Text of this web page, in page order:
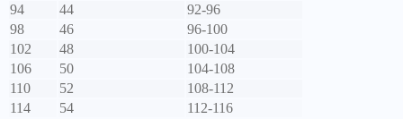
94
44
92-96
98
46
96-100
102
48
100-104
106
50
104-108
110
52
108-112
114
54 112-116